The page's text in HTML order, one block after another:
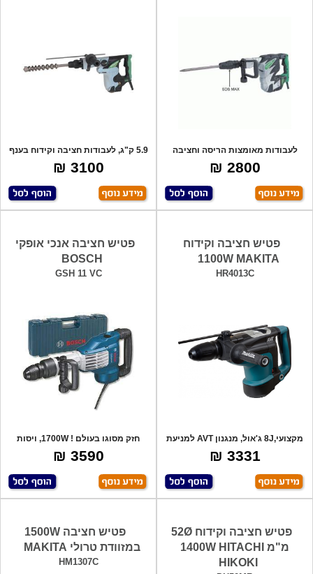
לעבודות מאומצות הריסה וחציבה
בענף הבנין,
2800 ₪
5.9 ק"ג, לעבודות חציבה וקידוח בענף
החשמל
3100 ₪
פטיש חציבה וקידוח
1100W MAKITA
HR4013C
מקצועי,8J ג'אול, מנגנון AVT למניעת
רעידו
3331 ₪
פטיש חציבה אנכי אופקי
BOSCH
GSH 11 VC
חזק מסוגו בעולם ! 1700W, ויסות
אלקטרוני,
3590 ₪
פטיש חציבה וקידוח 52Ø
מ"מ 1400W HITACHI
HIKOKI
פטיש חציבה 1500W
במזוודת טרולי MAKITA
HM1307C